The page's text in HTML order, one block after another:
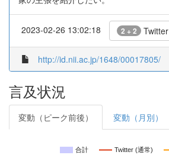
2023-02-26 13:02:18 2 + 2 Twitter
http://id.nii.ac.jp/1648/00017805/
言及状況
変動（ピーク前後） 変動（月別）
合計 Twitter (通常)